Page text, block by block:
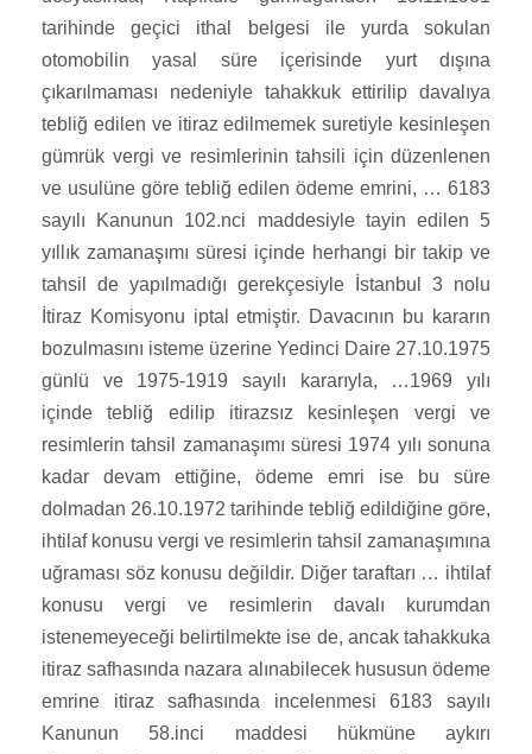
tarihinde geçici ithal belgesi ile yurda sokulan
otomobilin yasal süre içerisinde yurt dışına
çıkarılmaması nedeniyle tahakkuk ettirilip davalıya
tebliğ edilen ve itiraz edilmemek suretiyle kesinleşen
gümrük vergi ve resimlerinin tahsili için düzenlenen
ve usulüne göre tebliğ edilen ödeme emrini, … 6183
sayılı Kanunun 102.nci maddesiyle tayin edilen 5
yıllık zamanaşımı süresi içinde herhangi bir takip ve
tahsil de yapılmadığı gerekçesiyle İstanbul 3 nolu
İtiraz Komisyonu iptal etmiştir. Davacının bu kararın
bozulmasını isteme üzerine Yedinci Daire 27.10.1975
günlü ve 1975-1919 sayılı kararıyla, …1969 yılı
içinde tebliğ edilip itirazsız kesinleşen vergi ve
resimlerin tahsil zamanaşımı süresi 1974 yılı sonuna
kadar devam ettiğine, ödeme emri ise bu süre
dolmadan 26.10.1972 tarihinde tebliğ edildiğine göre,
ihtilaf konusu vergi ve resimlerin tahsil zamanaşımına
uğraması söz konusu değildir. Diğer taraftarı … ihtilaf
konusu vergi ve resimlerin davalı kurumdan
istenemeyeceği belirtilmekte ise de, ancak tahakkuka
itiraz safhasında nazara alınabilecek hususun ödeme
emrine itiraz safhasında incelenmesi 6183 sayılı
Kanunun 58.inci maddesi hükmüne aykırı